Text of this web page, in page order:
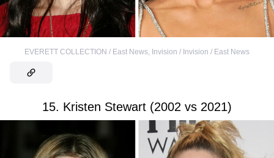
EVERETT COLLECTION / East News, Invision / Invision / East News
15. Kristen Stewart (2002 vs 2021)